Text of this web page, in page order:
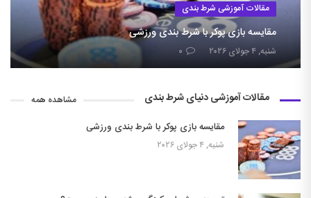
مقالات آموزشی شرط بندی
مقایسه بازی پوکر با شرط بندی ورزشی
شنبه, ۴ جولای ۲۰۲۶ ۰
مقالات آموزشی دنیای شرط بندی مشاهده همه
مقایسه بازی پوکر با شرط بندی ورزشی
شنبه, ۴ جولای ۲۰۲۶